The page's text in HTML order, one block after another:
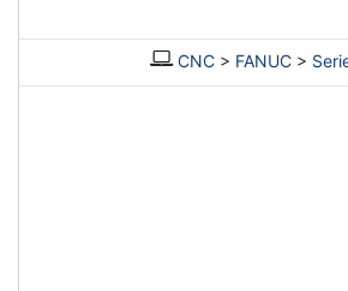
CNC > FANUC >